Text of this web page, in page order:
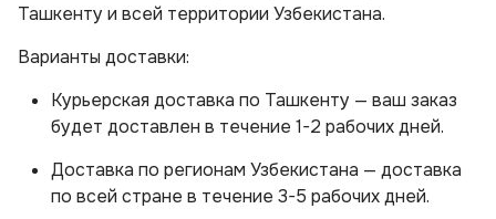
Ташкенту и всей территории Узбекистана.
Варианты доставки:
Курьерская доставка по Ташкенту — ваш заказ
будет доставлен в течение 1-2 рабочих дней.
Доставка по регионам Узбекистана — доставка
по всей стране в течение 3-5 рабочих дней.